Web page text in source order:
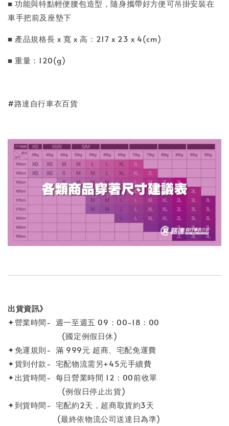
■ 功能與特點輕便腰包造型，隨身攜帶好方便可吊掛安裝在
車手把前及座墊下
■ 產品規格長 x 寬 x 高：217 x 23 x 4(cm)
■ 重量：120(g)
#路達自行車衣百貨
出貨資訊》
✦營業時間- 週一至週五 09：00-18：00
(國定例假日休)
✦免運規則- 滿 999元 超商、宅配免運費
✦貨到付款- 宅配物流需另+45元手續費
✦出貨時間- 每日營業時間 12：00前收單
(例假日停止出貨)
✦到貨時間- 宅配約2天，超商取貨約3天
(最終依物流公司送達日為準)